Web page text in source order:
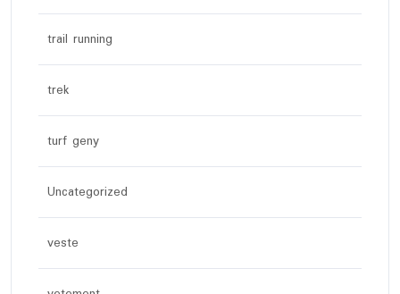
trail running
trek
turf geny
Uncategorized
veste